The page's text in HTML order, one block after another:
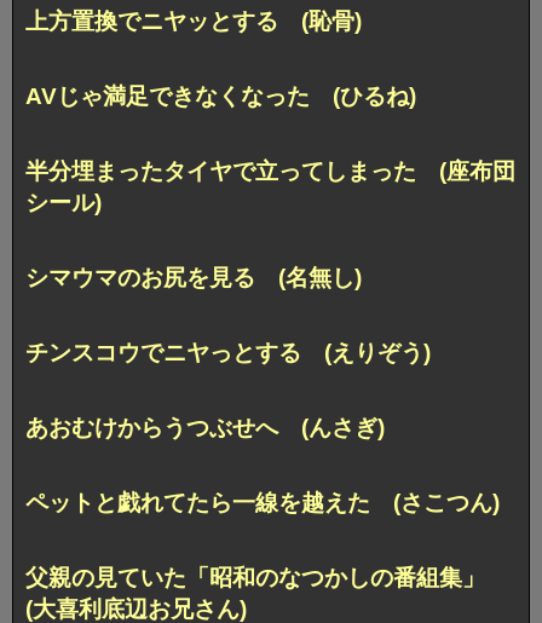
上方置換でニヤッとする (恥骨)
AVじゃ満足できなくなった (ひるね)
半分埋まったタイヤで立ってしまった (座布団
シール)
シマウマのお尻を見る (名無し)
チンスコウでニヤっとする (えりぞう)
あおむけからうつぶせへ (んさぎ)
ペットと戯れてたら一線を越えた (さこつん)
父親の見ていた「昭和のなつかしの番組集」
(大喜利底辺お兄さん)